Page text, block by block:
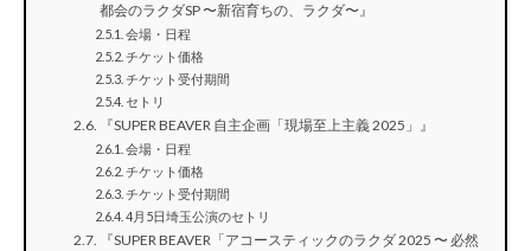
都会のラクダSP 〜新宿育ちの、ラクダ〜』
会場・日程
チケット価格
チケット受付期間
セトリ
『SUPER BEAVER 自主企画「現場至上主義 2025」』
会場・日程
チケット価格
チケット受付期間
4月5日埼玉公演のセトリ
『SUPER BEAVER「アコースティックのラクダ 2025 〜 必然